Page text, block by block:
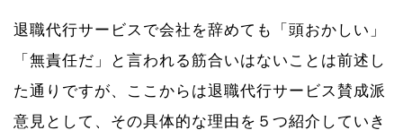
退職代行サービスで会社を辞めても「頭おかしい」
「無責任だ」と言われる筋合いはないことは前述し
た通りですが、ここからは退職代行サービス賛成派
意見として、その具体的な理由を５つ紹介していき